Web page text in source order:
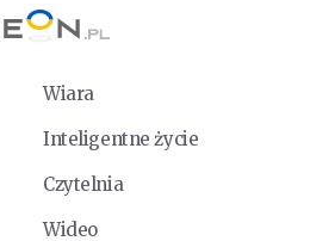
Wiara
Inteligentne życie
Czytelnia
Wideo